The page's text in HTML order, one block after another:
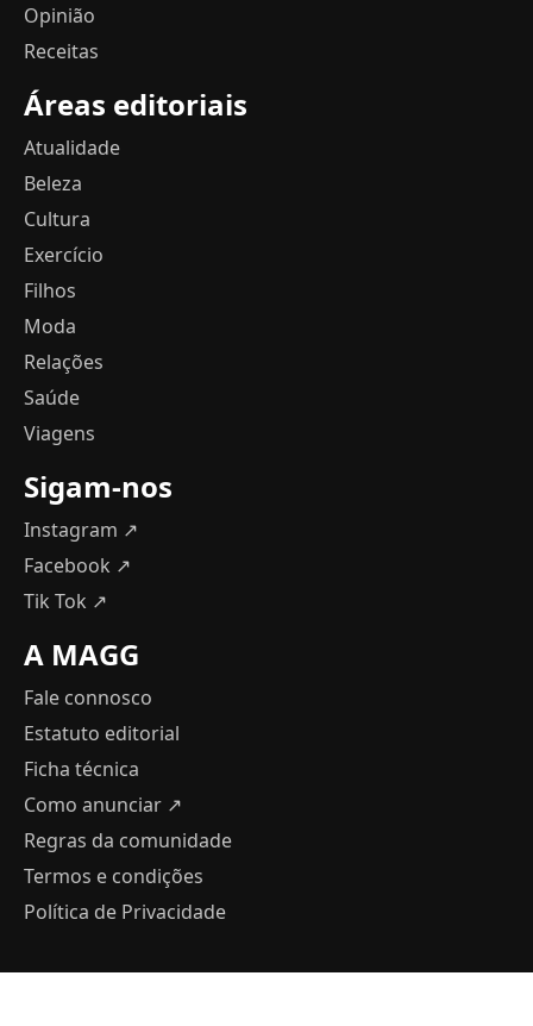
Opinião
Receitas
Áreas editoriais
Atualidade
Beleza
Cultura
Exercício
Filhos
Moda
Relações
Saúde
Viagens
Sigam-nos
Instagram ↗
Facebook ↗
Tik Tok ↗
A MAGG
Fale connosco
Estatuto editorial
Ficha técnica
Como anunciar ↗
Regras da comunidade
Termos e condições
Política de Privacidade